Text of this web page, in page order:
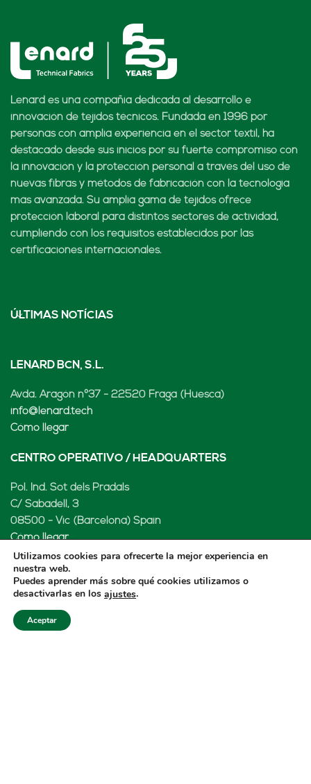
Lenard es una compañía dedicada al desarrollo e
innovación de tejidos técnicos. Fundada en 1996 por
personas con amplia experiencia en el sector textil, ha
destacado desde sus inicios por su fuerte compromiso con
la innovación y la protección personal a través del uso de
nuevas fibras y métodos de fabricación con la tecnología
más avanzada. Su amplia gama de tejidos ofrece
protección laboral para distintos sectores de actividad,
cumpliendo con los requisitos establecidos por las
certificaciones internacionales.
ÚLTIMAS NOTÍCIAS
LENARD BCN, S.L.
Avda. Aragón nº37 - 22520 Fraga (Huesca)
info@lenard.tech
Cómo llegar
CENTRO OPERATIVO / HEADQUARTERS
Pol. Ind. Sot dels Pradals
C/ Sabadell, 3
08500 - Vic (Barcelona) Spain
Cómo llegar
LENARD MX, S de RL de CV
Rio Atoyac 30. Parque Industrial Empresarial
Utilizamos cookies para ofrecerte la mejor experiencia en
nuestra web.
Puedes aprender más sobre qué cookies utilizamos o
desactivarlas en los ajustes.
Aceptar